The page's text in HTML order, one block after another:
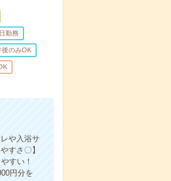
勤務
後のみOK
や入浴サ
すさ〇】
すい！
円分を